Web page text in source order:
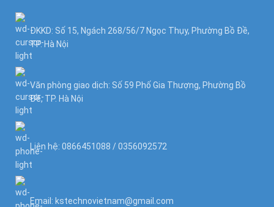
ĐKKD: Số 15, Ngách 268/56/7 Ngọc Thụy, Phường Bồ Đề,
TP. Hà Nội
Văn phòng giao dịch: Số 59 Phố Gia Thượng, Phường Bồ
Đề, TP. Hà Nội
Liên hệ: 0866451088 / 0356092572
Email: kstechnovietnam@gmail.com